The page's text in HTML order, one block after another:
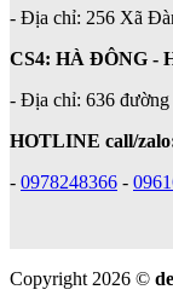
- Địa chỉ: 256 Xã
CS4: HÀ ĐÔNG -
- Địa chỉ: 636
HOTLINE call/
- 0978248366 -
Copyright 2026 ©